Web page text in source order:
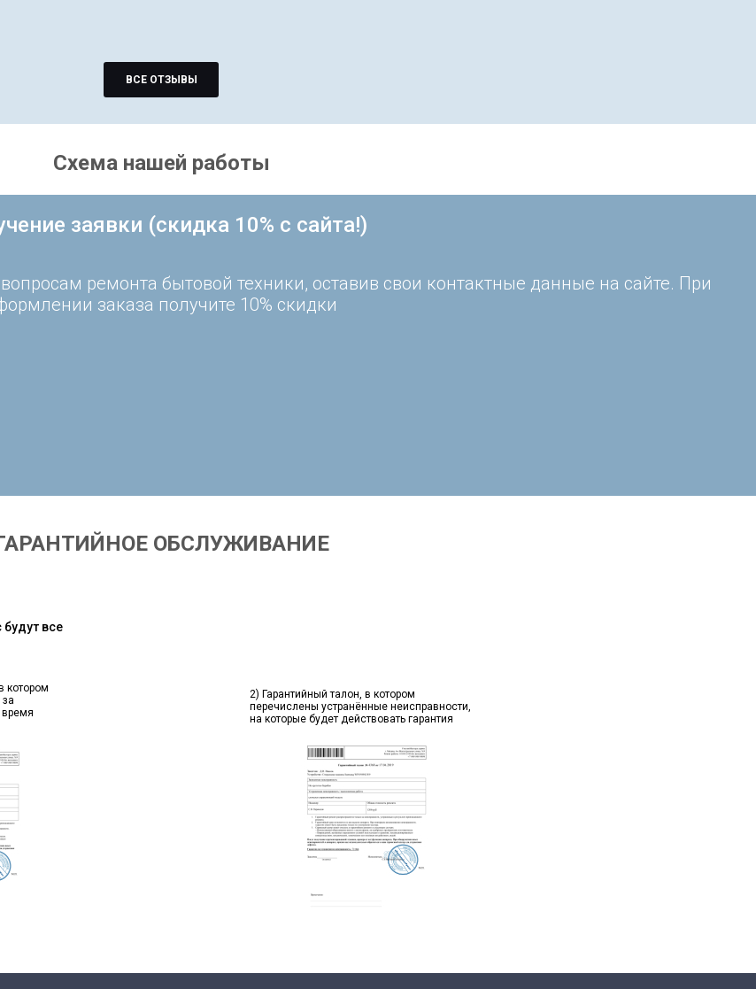
ВСЕ ОТЗЫВЫ
Схема нашей работы
заявки (скидка 10% с сайта!)
ремонта бытовой техники, оставив свои контактные данные на сайте. При
заказа получите 10% скидки
ОБСЛУЖИВАНИЕ
все
котором
за
время
2) Гарантийный талон, в котором
перечислены устранённые неисправности,
на которые будет действовать гарантия